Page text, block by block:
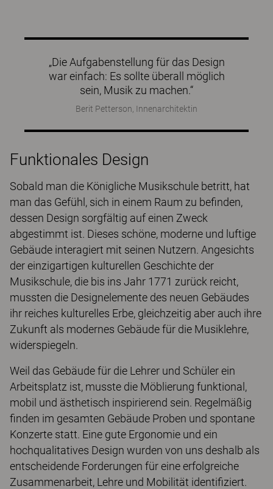
„Die Aufgabenstellung für das Design
war einfach: Es sollte überall möglich
sein, Musik zu machen.“
Berit Petterson, Innenarchitektin
Funktionales Design
Sobald man die Königliche Musikschule betritt, hat
man das Gefühl, sich in einem Raum zu befinden,
dessen Design sorgfältig auf einen Zweck
abgestimmt ist. Dieses schöne, moderne und luftige
Gebäude interagiert mit seinen Nutzern. Angesichts
der einzigartigen kulturellen Geschichte der
Musikschule, die bis ins Jahr 1771 zurück reicht,
mussten die Designelemente des neuen Gebäudes
ihr reiches kulturelles Erbe, gleichzeitig aber auch ihre
Zukunft als modernes Gebäude für die Musiklehre,
widerspiegeln.
Weil das Gebäude für die Lehrer und Schüler ein
Arbeitsplatz ist, musste die Möblierung funktional,
mobil und ästhetisch inspirierend sein. Regelmäßig
finden im gesamten Gebäude Proben und spontane
Konzerte statt. Eine gute Ergonomie und ein
hochqualitatives Design wurden von uns deshalb als
entscheidende Forderungen für eine erfolgreiche
Zusammenarbeit, Lehre und Mobilität identifiziert.